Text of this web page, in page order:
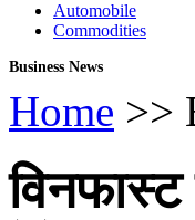
Automobile
Commodities
Business News
Home >>